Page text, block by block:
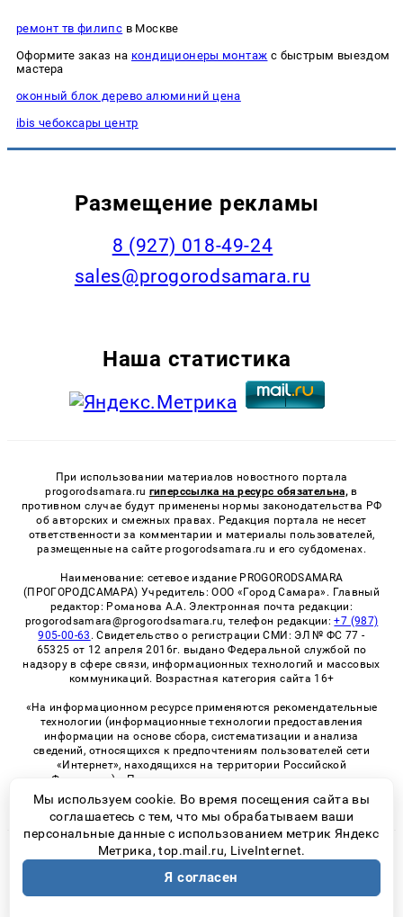
ремонт тв филипс в Москве
Оформите заказ на кондиционеры монтаж с быстрым выездом
мастера
оконный блок дерево алюминий цена
ibis чебоксары центр
Размещение рекламы
8 (927) 018-49-24
sales@progorodsamara.ru
Наша статистика
При использовании материалов новостного портала
progorodsamara.ru гиперссылка на ресурс обязательна, в
противном случае будут применены нормы законодательства РФ
об авторских и смежных правах. Редакция портала не несет
ответственности за комментарии и материалы пользователей,
размещенные на сайте progorodsamara.ru и его субдоменах.
Наименование: сетевое издание PROGORODSAMARA
(ПРОГОРОДСАМАРА) Учредитель: ООО «Город Самара». Главный
редактор: Романова А.А. Электронная почта редакции:
progorodsamara@progorodsamara.ru, телефон редакции:+7 (987)
905-00-63 . Свидетельство о регистрации СМИ: ЭЛ № ФС 77 -
65325 от 12 апреля 2016г. выдано Федеральной службой по
надзору в сфере связи, информационных технологий и массовых
коммуникаций. Возрастная категория сайта 16+
«На информационном ресурсе применяются рекомендательные
технологии (информационные технологии предоставления
информации на основе сбора, систематизации и анализа
сведений, относящихся к предпочтениям пользователей сети
«Интернет», находящихся на территории Российской
Федерации)». Правила применения рекомендательных
технологий в виджетах рекламно-обменной сети
«СМИ2» (PDF)
© 2026 «ProGorodSamara» | Все права защищены
Возрастная категория сайта 16+
Политика конфиденциальности
Мы используем cookie. Во время посещения сайта вы
соглашаетесь с тем, что мы обрабатываем ваши
персональные данные с использованием метрик Яндекс
Метрика, top.mail.ru, LiveInternet.
Я согласен